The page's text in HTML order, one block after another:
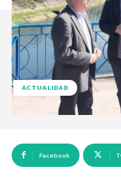
ACTUALIDAD
Facebook